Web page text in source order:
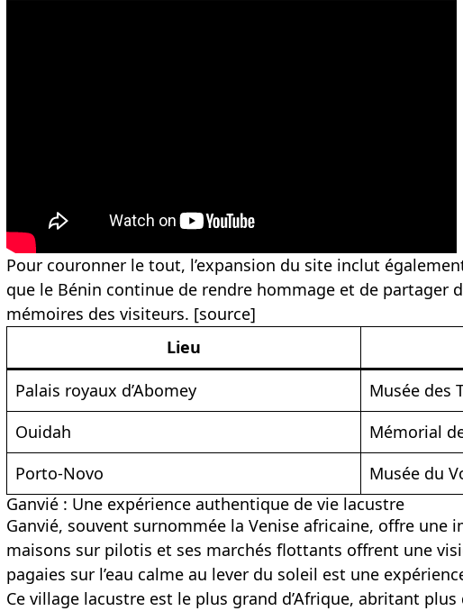
Pour couronner le tout, l’expansion du site inclut
que le Bénin continue de rendre hommage et de partager
mémoires des visiteurs. [source]
Lieu
Palais royaux d’Abomey
Musée des
Ouidah
Mémorial
Porto-Novo
Musée du
Ganvié : Une expérience authentique de vie lacustre
Ganvié, souvent surnommée la Venise africaine, offre
maisons sur pilotis et ses marchés flottants offrent une
pagaies sur l’eau calme au lever du soleil est une
Ce village lacustre est le plus grand d’Afrique, abritant